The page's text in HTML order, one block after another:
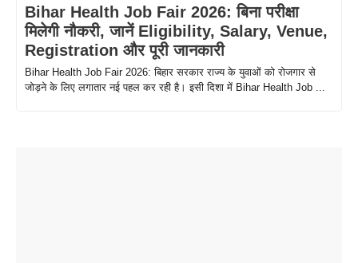
Bihar Health Job Fair 2026: बिना परीक्षा
मिलेगी नौकरी, जानें Eligibility, Salary, Venue,
Registration और पूरी जानकारी
Bihar Health Job Fair 2026: बिहार सरकार राज्य के युवाओं को रोजगार से
जोड़ने के लिए लगातार नई पहल कर रही है। इसी दिशा में Bihar Health Job ...